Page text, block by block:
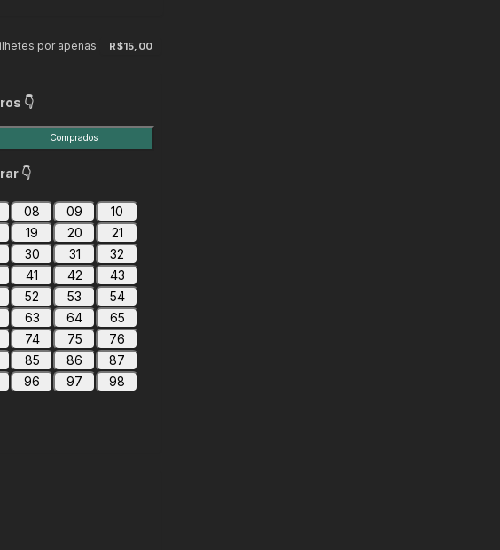
por apenas R$15,00
👇
Comprados
👇
08 09
10
19 20
21
30 31
32
41 42
43
52 53
54
63 64
65
74 75
76
85 86
87
96 97
98